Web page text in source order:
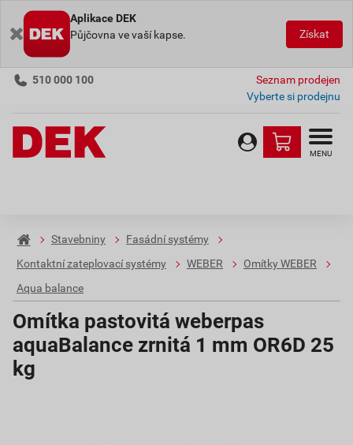
Aplikace DEK
Půjčovna ve vaší kapse.
Získat
510 000 100
Seznam prodejen
Vyberte si prodejnu
MENU
Stavebniny
Fasádní systémy
Kontaktní zateplovací systémy
WEBER
Omítky WEBER
Aqua balance
Omítka pastovitá weberpas
aquaBalance zrnitá 1 mm OR6D 25
kg